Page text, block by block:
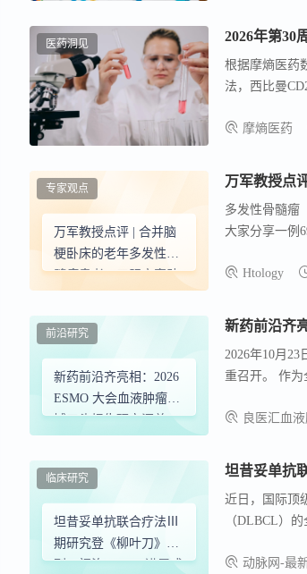
医药洞见 2026年第30
根据摩熵医药
法，西比曼
22.6%）、
摩熵医药
万军教授点评 | 合并脑
梗卧床的老年多发性骨
髓瘤患者，口服方案助
专家观点 万军教授点
多发性骨髓瘤
大家分享一例
Htology
新药前沿齐亮相：2026
ESMO 大会血液肿瘤领
域口头报告研究汇总
前沿研究 新药前沿齐
2026年10月
重召开。 作为
Belantamab
良医汇血
坦昔妥单抗联合疗法Ⅲ
期研究登《柳叶刀》主
刊：初治DLBCL进展或
临床研究 坦昔妥单抗
近日，国际顶
（DLBCL）
“tafa-Len-R-
动脉网-最